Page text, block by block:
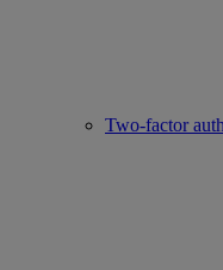
Two-factor